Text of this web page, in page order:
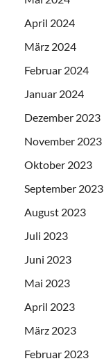
April 2024
März 2024
Februar 2024
Januar 2024
Dezember 2023
November 2023
Oktober 2023
September 2023
August 2023
Juli 2023
Juni 2023
Mai 2023
April 2023
März 2023
Februar 2023